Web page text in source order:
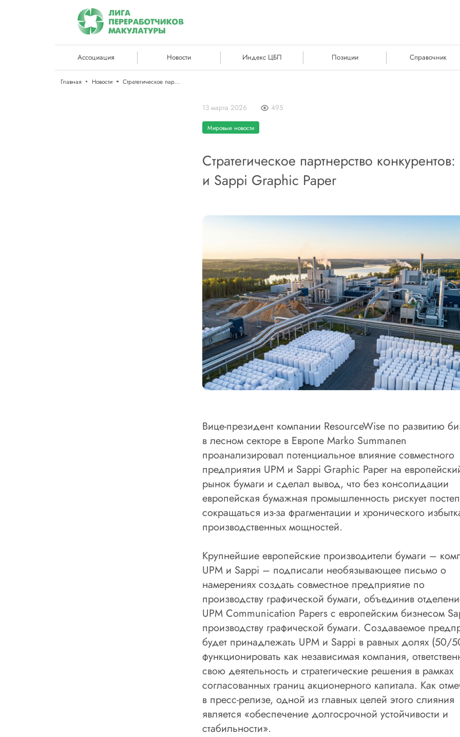
Ассоциация Новости Индекс ЦБП Позиции Справочник
Главная Новости Стратегическое партнерство конкурентов: UPM и Sappi Graphic Paper
13 марта 2026 495
Мировые новости
Стратегическое партнерство
и Sappi Graphic Paper
Вице-президент компании ResourceWise по развитию
в лесном секторе в Европе Marko Summanen
проанализировал потенциальное влияние совместного
предприятия UPM и Sappi Graphic Paper на
рынок бумаги и сделал вывод, что без консолидации
европейская бумажная промышленность рискует
сокращаться из-за фрагментации и хронического
производственных мощностей.
Крупнейшие европейские производители бумаги –
UPM и Sappi – подписали необязывающее письмо о
намерениях создать совместное предприятие по
производству графической бумаги, объединив
UPM Communication Papers с европейским бизнесом
производству графической бумаги. Создаваемое
будет принадлежать UPM и Sappi в равных долях (50/
функционировать как независимая компания,
свою деятельность и стратегические решения в рамках
согласованных границ акционерного капитала. Как
в пресс-релизе, одной из главных целей этого слияния
является «обеспечение долгосрочной устойчивости и
стабильности».